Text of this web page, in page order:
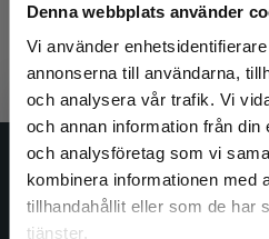
Denna webbplats använder
Vi använder
annonserna till användarna,
och analysera vår trafik. Vi
och annan information från
och analysföretag som vi
kombinera informationen med
tillhandahållit eller som de har
tjänster.
Begränsad
311 krinkl. moms
Exkl. moms: 293 kr
Studentlitteratur
Studentlitteratur grundades